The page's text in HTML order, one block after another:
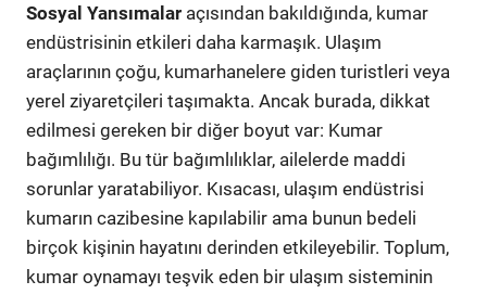
Sosyal Yansımalar açısından bakıldığında, kumar
endüstrisinin etkileri daha karmaşık. Ulaşım
araçlarının çoğu, kumarhanelere giden turistleri veya
yerel ziyaretçileri taşımakta. Ancak burada, dikkat
edilmesi gereken bir diğer boyut var: Kumar
bağımlılığı. Bu tür bağımlılıklar, ailelerde maddi
sorunlar yaratabiliyor. Kısacası, ulaşım endüstrisi
kumarın cazibesine kapılabilir ama bunun bedeli
birçok kişinin hayatını derinden etkileyebilir. Toplum,
kumar oynamayı teşvik eden bir ulaşım sisteminin